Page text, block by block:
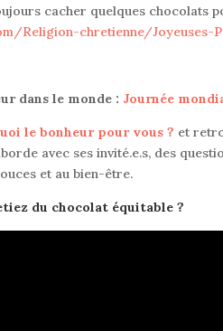
cacher quelques chocolats
Religion-chretienne/Joyeuses-
dans le monde : Journée
le bonheur pour vous ? et
avec ses invité.e.s, des
et au bien-être.
du chocolat équitable ?